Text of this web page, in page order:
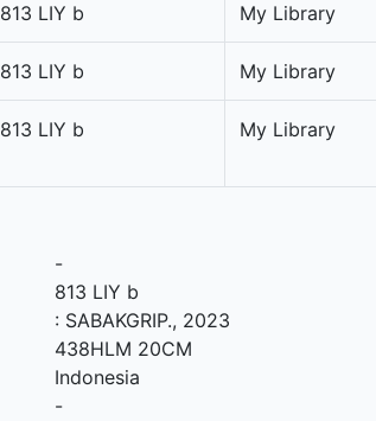
813 LIY b My Library
813 LIY b My Library
813 LIY b My Library
-
813 LIY b
: SABAKGRIP., 2023
438HLM 20CM
Indonesia
-